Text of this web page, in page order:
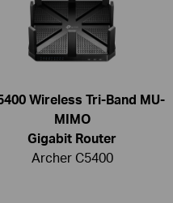
Wireless Tri-Band MU-
MIMO
Gigabit Router
Archer C5400